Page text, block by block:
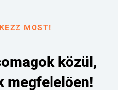
MOST!
közül,
megfelelően!